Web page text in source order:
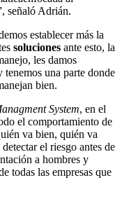
señaló Adrián.
establecer más la
soluciones ante esto, la
les damos
una parte donde
bien.
System, en el
el comportamiento de
va bien, quién va
el riesgo antes de
a hombres y
todas las empresas que